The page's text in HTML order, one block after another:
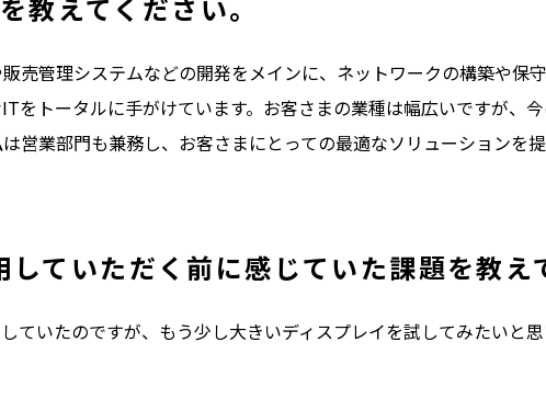
教えてください。
売管理システムなどの開発をメインに、ネットワークの構築や保
をトータルに手がけています。お客さまの業種は幅広いですが、
営業部門も兼務し、お客さまにとっての最適なソリューションを提
ていただく前に感じていた課題を教え
ていたのですが、もう少し大きいディスプレイを試してみたいと